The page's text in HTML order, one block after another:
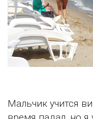
Мальчик учится